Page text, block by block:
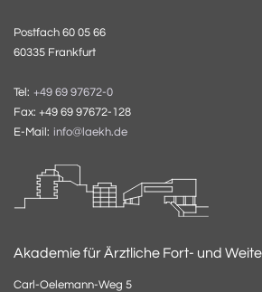
Postfach 60 05 66
60335 Frankfurt
Tel: +49 69 97672-0
Fax: +49 69 97672-128
E-Mail: info@laekh.de
Akademie für Ärztliche Fort- und
Carl-Oelemann-Weg 5